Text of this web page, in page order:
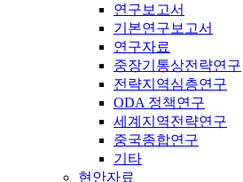
연구보고서
기본연구보고서
연구자료
중장기통상전략연구
전략지역심층연구
ODA 정책연구
세계지역전략연구
중국종합연구
기타
현안자료